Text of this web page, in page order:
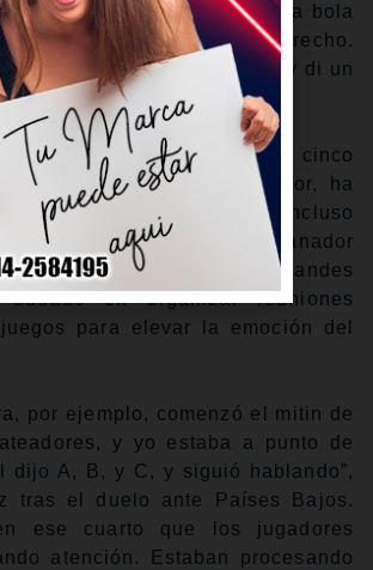
‘oye, trata de batear la bola
central’, y le di hacia el derecho.
de buscar un buen contacto y di un
Cabrera, quien participó en cinco
anteriores como jugador, ha
en el clubhouse. Incluso
técnico, el dos veces ganador
Más Valioso en las Grandes
en organizar reuniones
para elevar la emoción del
por ejemplo, comenzó el mitin de
y yo estaba a punto de
dijo A, B, y C, y siguió hablando”,
tras el duelo ante Países Bajos.
ese cuarto que los jugadores
atención. Estaban procesando